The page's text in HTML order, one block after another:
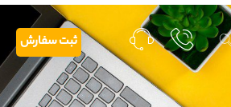
ثبت سفارش